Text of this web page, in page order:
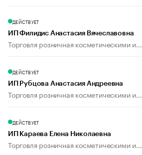
ДЕЙСТВУЕТ
ИП Филидис Анастасия Вячеславовна
Торговля розничная косметическими и...
ДЕЙСТВУЕТ
ИП Рубцова Анастасия Андреевна
Торговля розничная косметическими и...
ДЕЙСТВУЕТ
ИП Караева Елена Николаевна
Торговля розничная косметическими и...